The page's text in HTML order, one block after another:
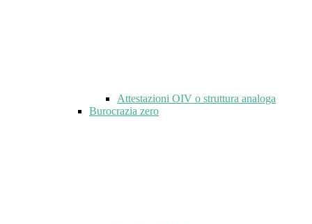
Attestazioni OIV o struttura analoga
Burocrazia zero